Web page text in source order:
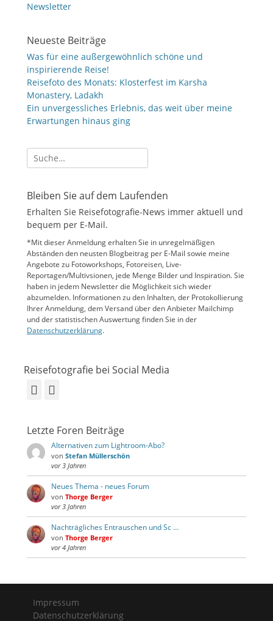
Newsletter
Neueste Beiträge
Was für eine außergewöhnlich schöne und
inspirierende Reise!
Reisefoto des Monats: Klosterfest im Karsha
Monastery, Ladakh
Ein unvergessliches Erlebnis, das weit über meine
Erwartungen hinaus ging
Suche
nach:
Bleiben Sie auf dem Laufenden
Erhalten Sie Reisefotografie-News immer aktuell und
bequem per E-Mail.
*Mit dieser Anmeldung erhalten Sie in unregelmäßigen
Abständen den neusten Blogbeitrag per E-Mail sowie meine
Angebote zu Fotoworkshops, Fotoreisen, Live-
Reportagen/Multivsionen, jede Menge Bilder und Inspiration. Sie
haben in jedem Newsletter die Möglichkeit sich wieder
abzumelden. Informationen zu den Inhalten, der Protokollierung
Ihrer Anmeldung, dem Versand über den Anbieter Mailchimp
und der statistischen Auswertung finden Sie in der
Datenschutzerklärung.
Reisefotografie bei Social Media
Facebook
Letzte Foren Beiträge
Alternativen zum Lightroom-Abo?
von Stefan Müllerschön
vor 3 Jahren
Neues Thema - neues Forum
von Thorge Berger
vor 3 Jahren
Nachträgliches Entrauschen und Sc …
von Thorge Berger
vor 4 Jahren
Impressum
Datenschutzerklärung